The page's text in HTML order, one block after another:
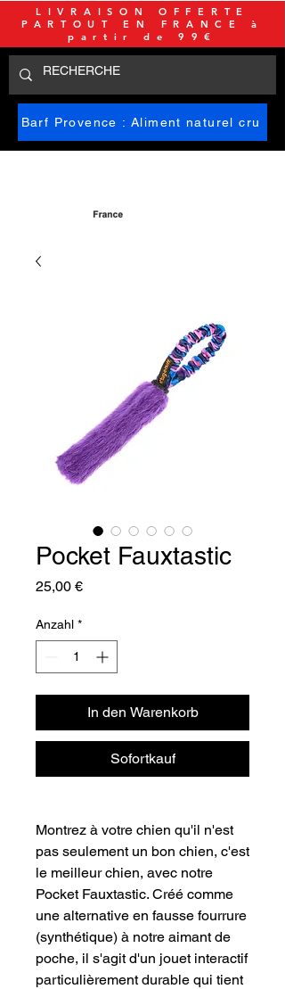
Barf Provence : Aliment naturel cru
LIVRAISON OFFERTE
PARTOUT EN FRANCE à
partir de 99€
Pocket Fauxtastic
25,00 €Preis
Anzahl *
In den Warenkorb
Sofortkauf
Montrez à votre chien qu'il n'est
pas seulement un bon chien, c'est
le meilleur chien, avec notre
Pocket Fauxtastic. Créé comme
une alternative en fausse fourrure
(synthétique) à notre aimant de
poche, il s'agit d'un jouet interactif
particulièrement durable qui tient